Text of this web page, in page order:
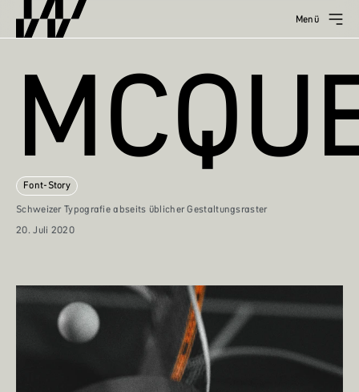
Menü
Font-Story
Schweizer Typografie abseits üblicher Gestaltungsraster
20. Juli 2020